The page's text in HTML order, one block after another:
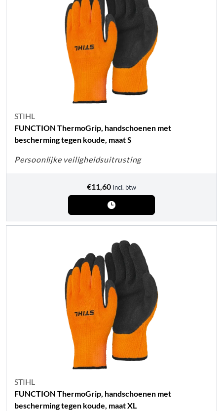
STIHL
FUNCTION ThermoGrip, handschoenen met
bescherming tegen koude, maat S
Persoonlijke veiligheidsuitrusting
€11,60 Incl. btw
STIHL
FUNCTION ThermoGrip, handschoenen met
bescherming tegen koude, maat XL